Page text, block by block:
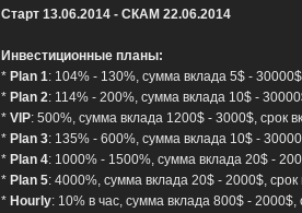
Старт 13.06.2014 - СКАМ 22.06.2014
Инвестиционные планы:
* Plan 1: 104% - 130%, сумма вклада 5$ -
* Plan 2: 114% - 200%, сумма вклада 10$ -
* VIP: 500%, сумма вклада 1200$ - 3000$, срок
* Plan 3: 135% - 600%, сумма вклада 10$ -
* Plan 4: 1000% - 1500%, сумма вклада 20$ -
* Plan 5: 4000%, сумма вклада 20$ - 2000$,
* Hourly: 10% в час, сумма вклада 800$ - 2000$,